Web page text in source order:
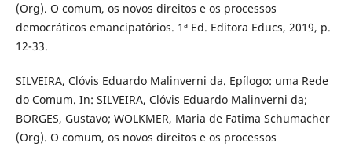
(Org). O comum, os novos direitos e os processos
democráticos emancipatórios. 1ª Ed. Editora Educs, 2019, p.
12-33.
SILVEIRA, Clóvis Eduardo Malinverni da. Epílogo: uma Rede
do Comum. In: SILVEIRA, Clóvis Eduardo Malinverni da;
BORGES, Gustavo; WOLKMER, Maria de Fatima Schumacher
(Org). O comum, os novos direitos e os processos